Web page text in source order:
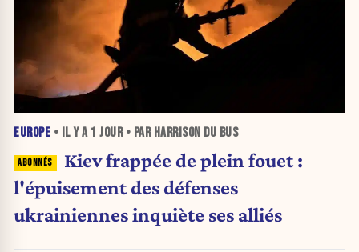
EUROPE • IL Y A 1 JOUR• PAR HARRISON DU BUS
Kiev frappée de plein fouet :
l'épuisement des défenses
ukrainiennes inquiète ses alliés